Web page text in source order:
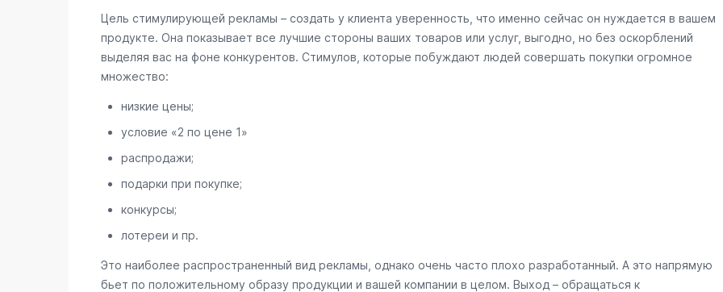
Цель стимулирующей рекламы – создать у клиента уверенность, что именно сейчас он нуждается в вашем
продукте. Она показывает все лучшие стороны ваших товаров или услуг, выгодно, но без оскорблений
выделяя вас на фоне конкурентов. Стимулов, которые побуждают людей совершать покупки огромное
множество:
низкие цены;
условие «2 по цене 1»
распродажи;
подарки при покупке;
конкурсы;
лотереи и пр.
Это наиболее распространенный вид рекламы, однако очень часто плохо разработанный. А это напрямую
бьет по положительному образу продукции и вашей компании в целом. Выход – обращаться к